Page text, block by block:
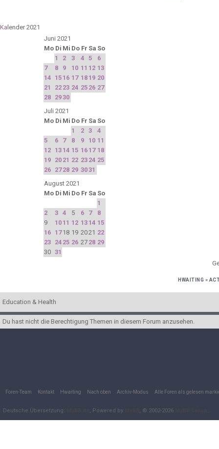
Ka lender 2021
Juni 2021
Mo Di Mi Do Fr Sa So
1
2 3 4 5
6
7
8 9 10 11 12 13
14 15 16 17 18 19 20
21
22 23 24 25 26 27
28 2930
Juli 2021
Mo Di Mi Do Fr Sa So
1
2 3
4
5
6 7 8 9 10 11
12 13 14 15 16 17 18
19 20 21 22 23 24 25
26 27 28 29 3031
August 2021
Mo Di Mi Do Fr Sa So
1
2
3 4 5 6 7
8
9
10 11 12 13 14 15
16 17 18 19 2021 22
23 24 25 26 27 28 29
30 31
HWAITING »
Education & Health
Du hast nicht die Berechtigung Themen in diesem Forum anzusehen.
Foren-Team Kontakt Hwaiting Nach oben Archiv-Modus Alle Foren als gelesen
Deutsche Übersetzung: , Powered by , © 2002-2026 .